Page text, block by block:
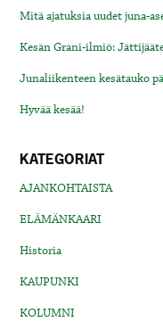
Mitä ajatuksia uudet juna-
Kesän Grani-ilmiö:
Junaliikenteen kesätauko
Hyvää kesää!
KATEGORIAT
AJANKOHTAISTA
ELÄMÄNKAARI
Historia
KAUPUNKI
KOLUMNI